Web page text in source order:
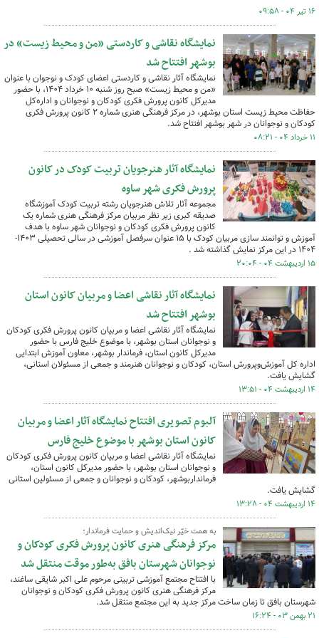
۱۶ تیر ۰۴ - ۰۹:۵۸
نمایشگاه نقاشی و کاردستی «من و محیط زیست» در
بوشهر افتتاح شد
نمایشگاه آثار نقاشی و کاردستی اعضای کودک و نوجوان با عنوان
«من و محیط زیست» صبح روز شنبه ۱۰ خرداد ۱۴۰۴، با حضور
مدیرکل کانون پرورش فکری کودکان و نوجوانان و اداره‌کل
حفاظت محیط زیست استان بوشهر، در مرکز فرهنگی هنری شماره ۲ کانون پرورش فکری
کودکان و نوجوانان در شهر بوشهر افتتاح شد.
۱۱ خرداد ۰۴ - ۰۸:۲۱
نمایشگاه آثار هنرجویان تربیت کودک در کانون
پرورش فکری شهر ساوه
مجموعه آثار تلاش هنرجویان رشته تربیت کودک آموزشگاه
صدیقه کبری زیر نظر مربیان مرکز فرهنگی هنری شماره یک
کانون پرورش فکری کودکان و نوجوانان شهر ساوه با هدف
آموزش و توانمند سازی مربیان کودک با ۱۵ عنوان سرفصل آموزشی در سالی تحصیلی ۱۴۰۳-
۱۴۰۴ در این مرکز نمایش گذاشته شد .
۱۵ اردیبهشت ۰۴ - ۲۰:۰۴
نمایشگاه آثار نقاشی اعضا و مربیان کانون استان
بوشهر افتتاح شد
نمایشگاه آثار نقاشی اعضا و مربیان کانون پرورش فکری کودکان
و نوجوانان استان بوشهر، با موضوع خلیج فارس با حضور
مدیرکل کانون استان، فرماندار بوشهر، معاون آموزش ابتدایی
اداره کل آموزش‌وپرورش استان، کودکان و نوجوانان هنرمند و جمعی از مسئولان استانی،
گشایش یافت.
۱۴ اردیبهشت ۰۴ - ۱۳:۵۱
آلبوم تصویری افتتاح نمایشگاه آثار اعضا و مربیان
کانون استان بوشهر با موضوع خلیج فارس
نمایشگاه آثار نقاشی اعضا و مربیان کانون پرورش فکری کودکان
و نوجوانان استان بوشهر، با حضور مدیرکل کانون استان،
فرمانداربوشهر، کودکان و نوجوانان و جمعی از مسئولین استانی
گشایش یافت.
۱۴ اردیبهشت ۰۴ - ۱۳:۲۸
به همت خیّر نیک‌اندیش و حمایت فرماندار؛
مرکز فرهنگی هنری کانون پرورش فکری کودکان و
نوجوانان شهرستان بافق به‌طور موقت منتقل شد
با افتتاح مجتمع آموزشی تربیتی مرحوم علی اکبر شایقی ساغند،
مرکز فرهنگی هنری کانون پرورش فکری کودکان و نوجوانان
شهرستان بافق تا زمان ساخت مرکز جدید به این مجتمع منتقل شد.
۲۱ بهمن ۰۳ - ۱۶:۲۴